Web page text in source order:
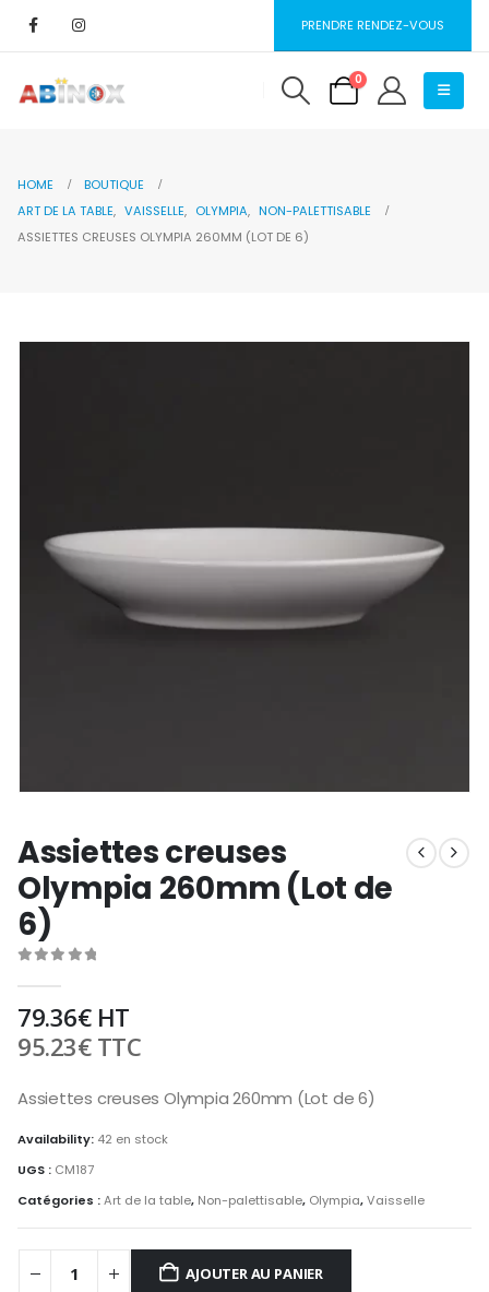
PRENDRE RENDEZ-VOUS
0
HOME
BOUTIQUE
ART DE LA TABLE, VAISSELLE, OLYMPIA, NON-PALETTISABLE
ASSIETTES CREUSES OLYMPIA 260MM (LOT DE 6)
Assiettes creuses
Olympia 260mm (Lot de
6)
79.36€HT
95.23€TTC
Assiettes creuses Olympia 260mm (Lot de 6)
Availability: 42 en stock
UGS : CM187
Catégories :Art de la table, Non-palettisable, Olympia,Vaisselle
AJOUTER AU PANIER